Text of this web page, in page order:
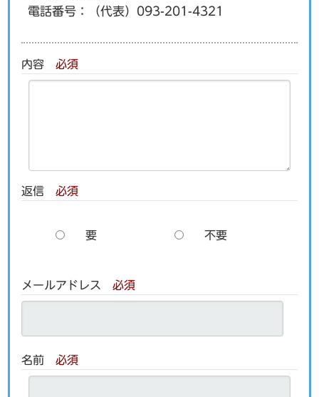
電話番号：
（代表）093-201-4321
内容 必須
返信 必須
要 不要
メールアドレス 必須
名前 必須